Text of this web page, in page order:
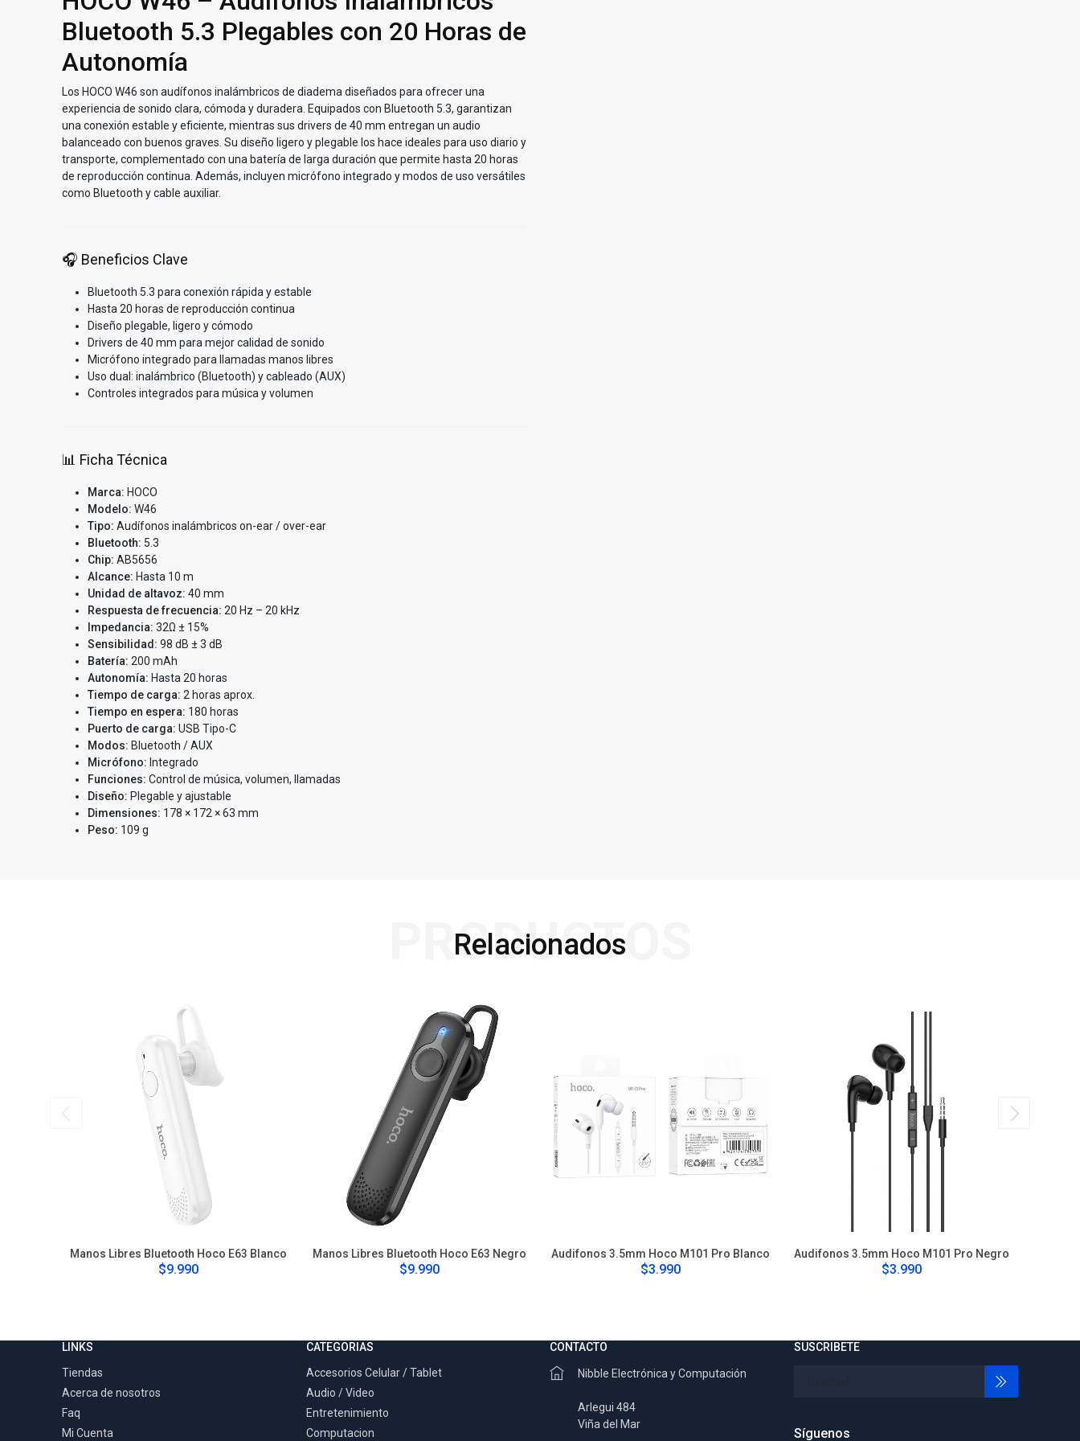
Bluetooth 5.3 Plegables con 20 Horas de
Autonomía
Los HOCO W46 son audífonos inalámbricos de diadema diseñados para ofrecer una
experiencia de sonido clara, cómoda y duradera. Equipados con Bluetooth 5.3, garantizan
una conexión estable y eficiente, mientras sus drivers de 40 mm entregan un audio
balanceado con buenos graves. Su diseño ligero y plegable los hace ideales para uso diario y
transporte, complementado con una batería de larga duración que permite hasta 20 horas
de reproducción continua. Además, incluyen micrófono integrado y modos de uso versátiles
como Bluetooth y cable auxiliar.
🎧 Beneficios Clave
Bluetooth 5.3 para conexión rápida y estable
Hasta 20 horas de reproducción continua
Diseño plegable, ligero y cómodo
Drivers de 40 mm para mejor calidad de sonido
Micrófono integrado para llamadas manos libres
Uso dual: inalámbrico (Bluetooth) y cableado (AUX)
Controles integrados para música y volumen
📊 Ficha Técnica
Marca: HOCO
Modelo: W46
Tipo: Audífonos inalámbricos on-ear / over-ear
Bluetooth: 5.3
Chip: AB5656
Alcance: Hasta 10 m
Unidad de altavoz: 40 mm
Respuesta de frecuencia: 20 Hz – 20 kHz
Impedancia: 32Ω ± 15%
Sensibilidad: 98 dB ± 3 dB
Batería: 200 mAh
Autonomía: Hasta 20 horas
Tiempo de carga: 2 horas aprox.
Tiempo en espera: 180 horas
Puerto de carga: USB Tipo-C
Modos: Bluetooth / AUX
Micrófono: Integrado
Funciones: Control de música, volumen, llamadas
Diseño: Plegable y ajustable
Dimensiones: 178 × 172 × 63 mm
Peso: 109 g
Relacionados
PRODUCTOS
Manos Libres Bluetooth Hoco E63 Blanco
$9.990
Manos Libres Bluetooth Hoco E63 Negro
$9.990
Audifonos 3.5mm Hoco M101 Pro Blanco
$3.990
Audifonos 3.5mm Hoco M101 Pro Negro
$3.990
LINKS
Tiendas
Acerca de nosotros
Faq
Mi Cuenta
CATEGORIAS
Accesorios Celular / Tablet
Audio / Video
Entretenimiento
Computacion
CONTACTO
Nibble Electrónica y Computación
Arlegui 484
Viña del Mar
SUSCRIBETE
Síguenos